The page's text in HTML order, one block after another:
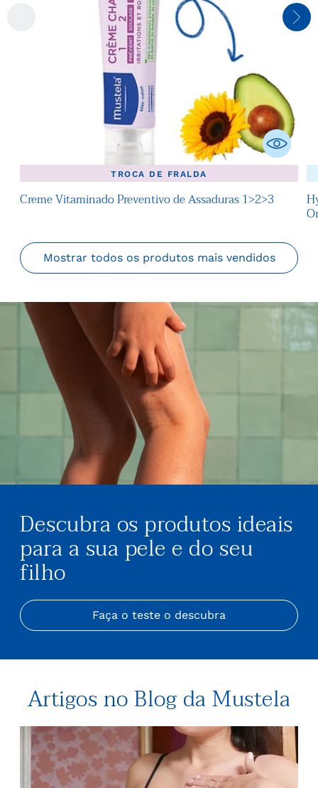
TROCA DE FRALDA
Creme Vitaminado Preventivo de Assaduras 1>2>3
Mostrar todos os produtos mais vendidos
Descubra os produtos ideais
para a sua pele e do seu
filho
Faça o teste o descubra
Artigos no Blog da Mustela